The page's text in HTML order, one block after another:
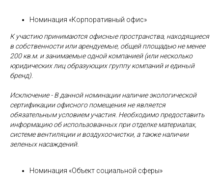
Номинация «Корпоративный офис»
К участию принимаются офисные пространства, находящиеся
в собственности или арендуемые, общей площадью не менее
200 кв.м. и занимаемые одной компанией (или несколько
юридических лиц образующих группу компаний и единый
бренд).
Исключение - В данной номинации наличие экологической
сертификации офисного помещения не является
обязательным условием участия. Необходимо предоставить
информацию об использованных при отделке материалах,
системе вентиляции и воздухоочистки, а также наличии
зеленых насаждений.
Номинация «Объект социальной сферы»